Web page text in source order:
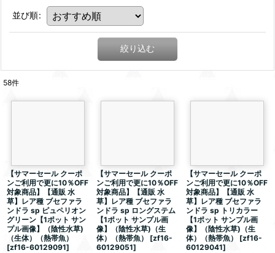
並び順:
絞り込む
58件
【サマーセール クーポ
ンご利用で更に10％OFF
対象商品】【通販 水
草】レア種 ブセファラ
ンドラ sp ピュペリオン
グリーン【1ポット サン
プル画像】（陰性水草)
（生体）（熱帯魚）
[zf16-60129091]
【サマーセール クーポ
ンご利用で更に10％OFF
対象商品】【通販 水
草】レア種 ブセファラ
ンドラ sp ロングステム
【1ポット サンプル画
像】（陰性水草)（生
体）（熱帯魚）
[zf16-
60129051]
【サマーセール クーポ
ンご利用で更に10％OFF
対象商品】【通販 水
草】レア種 ブセファラ
ンドラ sp トリカラー
【1ポット サンプル画
像】（陰性水草)（生
体）（熱帯魚）
[zf16-
60129041]